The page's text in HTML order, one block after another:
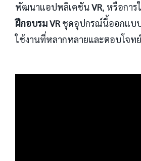
พัฒนาแอปพลิเคชันVR, หรือการ
ฝึกอบรม VRชุดอุปกรณ์นี้ออกแบบ
ใช้งานที่หลากหลายและตอบโจท